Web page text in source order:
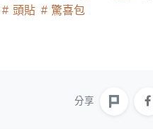
頭貼 驚喜包
分享